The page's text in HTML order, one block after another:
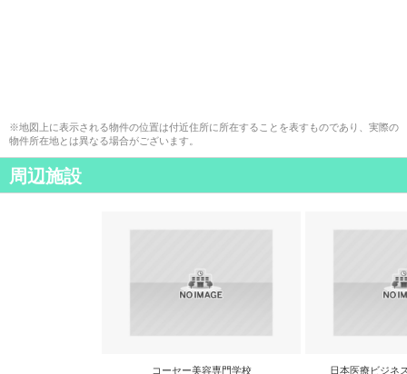
※地図上に表示される物件の位置は付近住所に所在することを表すものであり、実際の
物件所在地とは異なる場合がございます。
周辺施設
コーセー美容専門学校 日本医療ビジネ